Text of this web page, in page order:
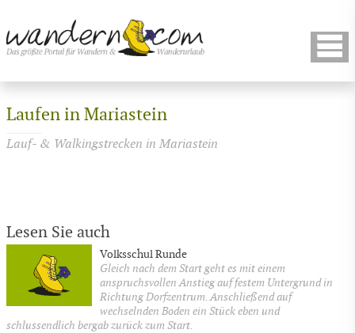
Laufen in Mariastein
Lauf- & Walkingstrecken in Mariastein
Lesen Sie auch
Volksschul Runde
Gleich nach dem Start geht es mit einem
anspruchsvollen Anstieg auf festem Untergrund in
Richtung Dorfzentrum. Anschließend auf
wechselnden Boden ein Stück eben und
schlussendlich bergab zurück zum Start.